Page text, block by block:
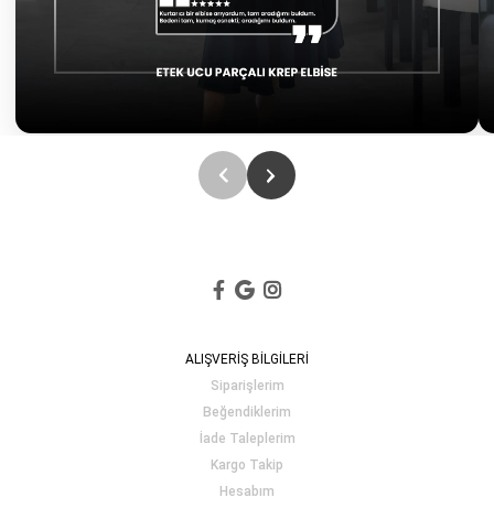
ALIŞVERİŞ BİLGİLERİ
Siparişlerim
Beğendiklerim
İade Taleplerim
Kargo Takip
Hesabım